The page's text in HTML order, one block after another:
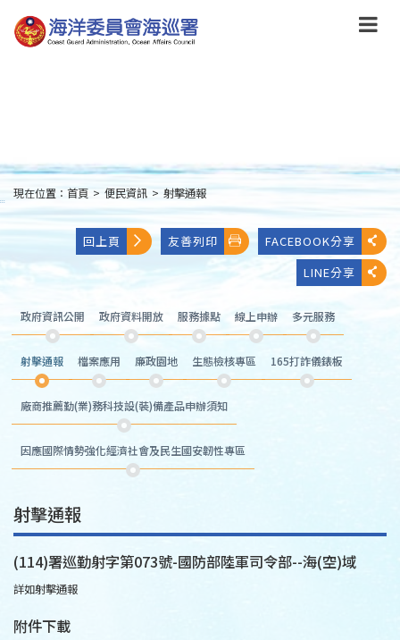
到
主
:::
現在位置： 首頁 > 便民資訊 > 射擊通報
回上頁 友善列印
FACEBOOK分享
LINE分享
政府資訊公開 政府資料開放 服務據點 線上申辦 多元服務
射擊通報 檔案應用 廉政園地 生態檢核專區 165打詐儀錶板
廠商推薦勤(業)務科技設(裝)備產品申辦須知
因應國際情勢強化經濟社會及民生國安韌性專區
射擊通報
(114)署巡勤射字第073號-國防部陸軍司令部--海(空)域
詳如射擊通報
附件下載